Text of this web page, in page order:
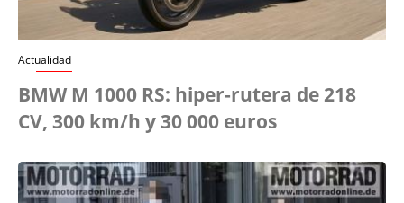
Actualidad
BMW M 1000 RS: hiper-rutera de 218
CV, 300 km/h y 30 000 euros